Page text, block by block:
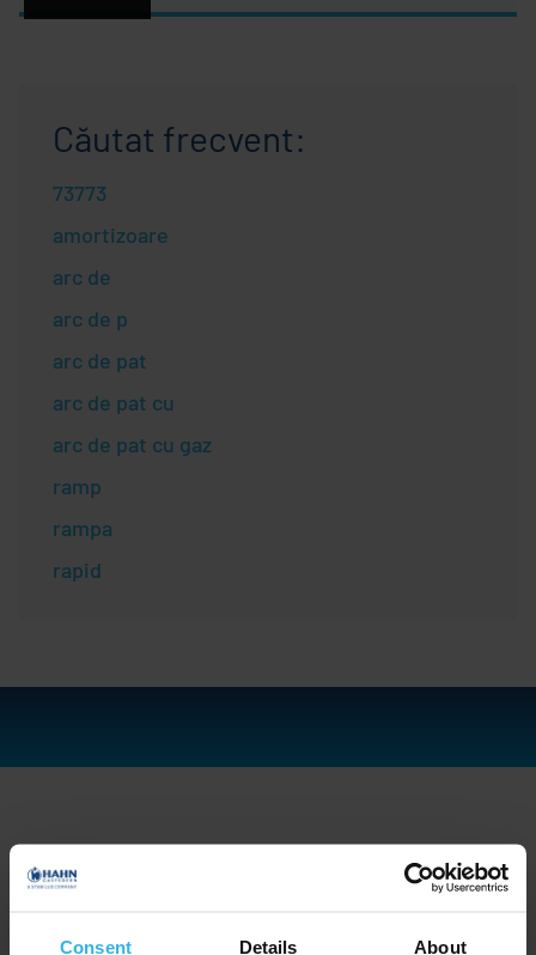
Consent Details About
Românesc
Căutat frecvent:
73773
amortizoare
arc de
arc de p
arc de pat
arc de pat cu
arc de pat cu gaz
ramp
rampa
rapid